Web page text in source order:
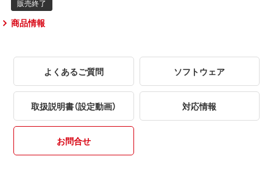
商品情報
よくあるご質問 ソフトウェア
取扱説明書（設定動画） 対応情報
お問合せ